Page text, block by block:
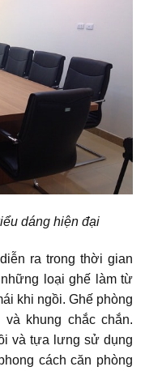
dáng hiện đại
ra trong thời gian
loại ghế làm từ
khi ngồi. Ghế phòng
khung chắc chắn.
và tựa lưng sử dụng
cách căn phòng